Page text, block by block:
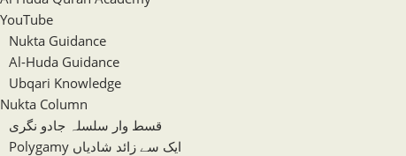
YouTube
Nukta Guidance
Al-Huda Guidance
Ubqari Knowledge
Nukta Column
قسط وار سلسلہ جادو نگری
Polygamy ایک سے زائد شادیاں